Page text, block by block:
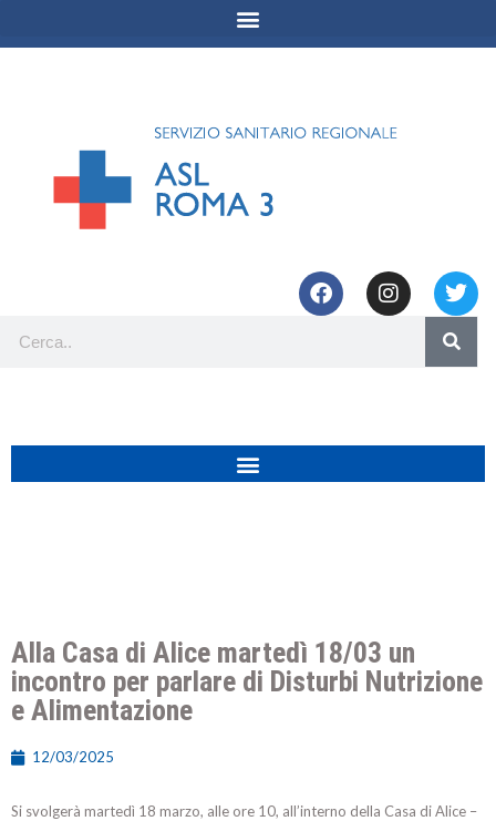
Alla Casa di Alice martedì 18/03 un
incontro per parlare di Disturbi Nutrizione
e Alimentazione
12/03/2025
Si svolgerà martedì 18 marzo, alle ore 10, all’interno della Casa di Alice –